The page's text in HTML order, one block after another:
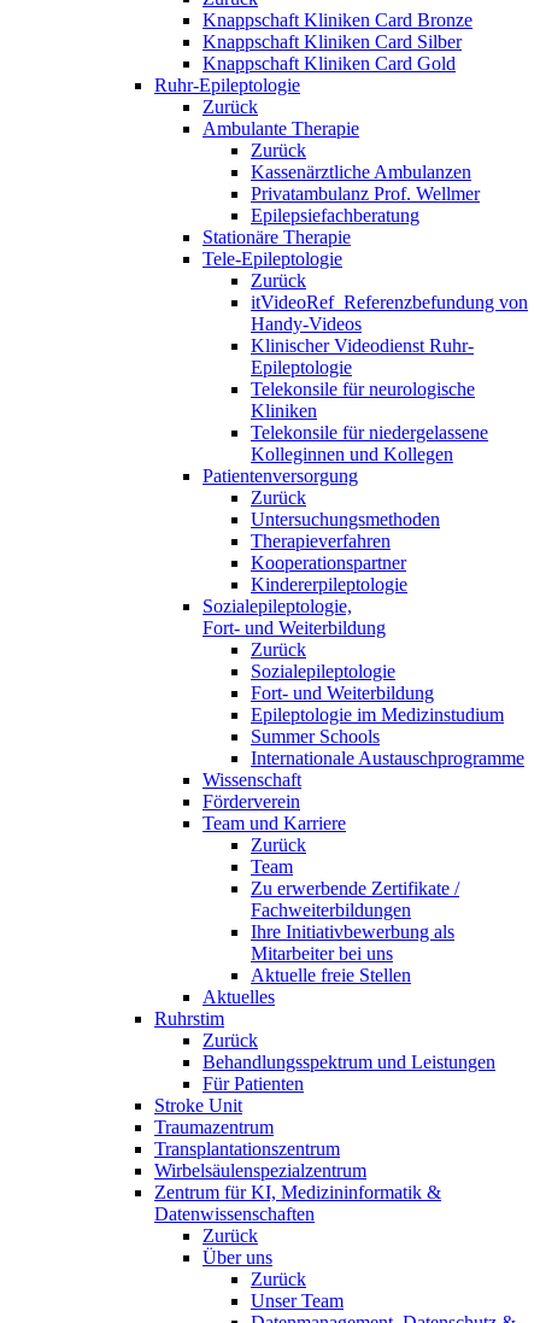
Knappschaft Kliniken Card Bronze
Knappschaft Kliniken Card Silber
Knappschaft Kliniken Card Gold
Ruhr-Epileptologie
Zurück
Ambulante Therapie
Zurück
Kassenärztliche Ambulanzen
Privatambulanz Prof. Wellmer
Epilepsiefachberatung
Stationäre Therapie
Tele-Epileptologie
Zurück
itVideoRef_Referenzbefundung von
Handy-Videos
Klinischer Videodienst Ruhr-
Epileptologie
Telekonsile für neurologische
Kliniken
Telekonsile für niedergelassene
Kolleginnen und Kollegen
Patientenversorgung
Zurück
Untersuchungsmethoden
Therapieverfahren
Kooperationspartner
Kindererpileptologie
Sozialepileptologie,
Fort- und Weiterbildung
Zurück
Sozialepileptologie
Fort- und Weiterbildung
Epileptologie im Medizinstudium
Summer Schools
Internationale Austauschprogramme
Wissenschaft
Förderverein
Team und Karriere
Zurück
Team
Zu erwerbende Zertifikate /
Fachweiterbildungen
Ihre Initiativbewerbung als
Mitarbeiter bei uns
Aktuelle freie Stellen
Aktuelles
Ruhrstim
Zurück
Behandlungsspektrum und Leistungen
Für Patienten
Stroke Unit
Traumazentrum
Transplantationszentrum
Wirbelsäulenspezialzentrum
Zentrum für KI, Medizininformatik &
Datenwissenschaften
Zurück
Über uns
Zurück
Unser Team